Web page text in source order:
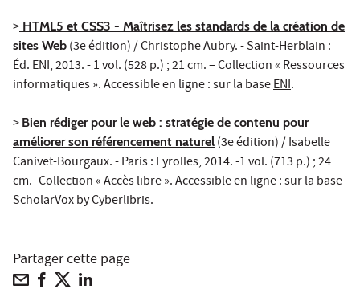
> HTML5 et CSS3 - Maîtrisez les standards de la création de
sites Web (3e édition) / Christophe Aubry. - Saint-Herblain :
Éd. ENI, 2013. - 1 vol. (528 p.) ; 21 cm. – Collection « Ressources
informatiques ». Accessible en ligne : sur la baseENI.
> Bien rédiger pour le web : stratégie de contenu pour
améliorer son référencement naturel (3e édition) / Isabelle
Canivet-Bourgaux. - Paris : Eyrolles, 2014. -1 vol. (713 p.) ; 24
cm. -Collection « Accès libre ». Accessible en ligne : sur la base
ScholarVox by Cyberlibris.
Partager cette page